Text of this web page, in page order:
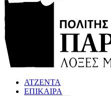
ΑΤΖΕΝΤΑ
ΕΠΙΚΑΙΡΑ